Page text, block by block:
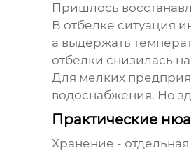
Пришлось
В отбелке ситуация
а выдержать
отбелки снизилась на
Для мелких
водоснабжения. Но
Практические
Хранение -